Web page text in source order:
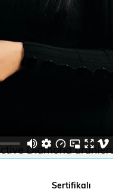
Sertifikalı